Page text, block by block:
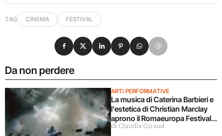
TAG CINEMA FESTIVAL
Da non perdere
ARTI PERFORMATIVE
La musica di Caterina Barbieri e
l’estetica di Christian Marclay
aprono il Romaeuropa Festival
2026
di Claudia Giraud
Condividi su Facebook
Condividi su X
Condividi su LinkedIn
Condividi su Pinterest
Condividi su WhatsApp
Condividi su Email